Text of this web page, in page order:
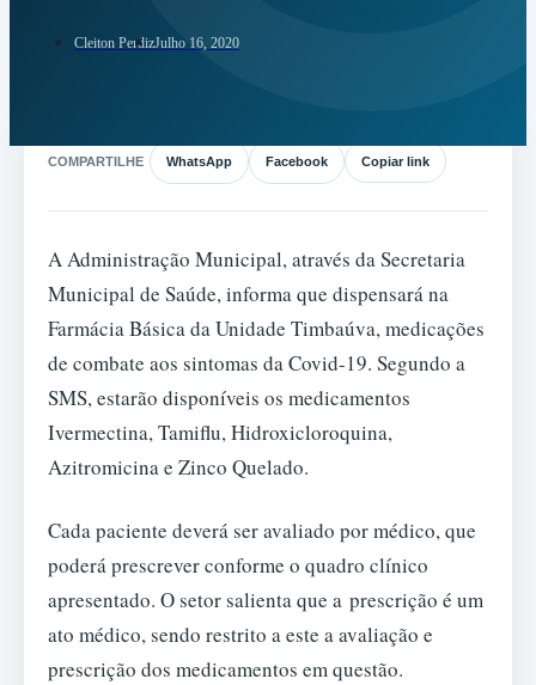
Cleiton PerdizJulho 16, 2020
COMPARTILHE WhatsApp Facebook Copiar link
A Administração Municipal, através da Secretaria
Municipal de Saúde, informa que dispensará na
Farmácia Básica da Unidade Timbaúva, medicações
de combate aos sintomas da Covid-19. Segundo a
SMS, estarão disponíveis os medicamentos
Ivermectina, Tamiflu, Hidroxicloroquina,
Azitromicina e Zinco Quelado.
Cada paciente deverá ser avaliado por médico, que
poderá prescrever conforme o quadro clínico
apresentado. O setor salienta que a prescrição é um
ato médico, sendo restrito a este a avaliação e
prescrição dos medicamentos em questão.